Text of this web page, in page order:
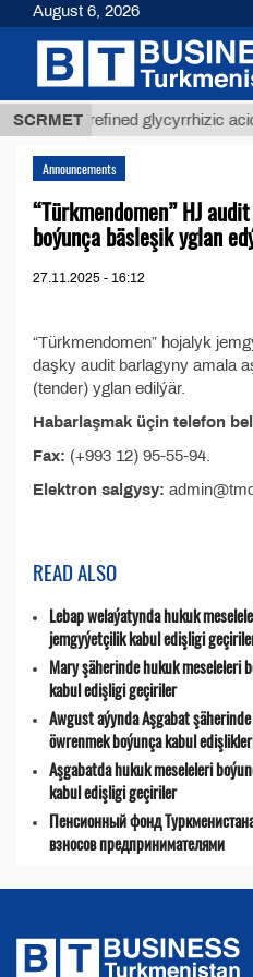
SCRMETUnrefined glycyrrhizic
Announcements
“Türkmendomen” HJ
boýunça bäsleşik yglan
27.11.2025 - 16:12
“Türkmendomen” hojalyk
daşky audit barlagyny amala
(tender) yglan edilýär.
Habarlaşmak üçin telefon
Fax: (+993 12) 95-55-94.
Elektron salgysy:
READ ALSO
Lebap welaýatynda hukuk
jemgyýetçilik kabul edişligi
Mary şäherinde hukuk meseleleri
kabul edişligi geçiriler
Awgust aýynda Aşgabat
öwrenmek boýunça kabul
Aşgabatda hukuk meseleleri
kabul edişligi geçiriler
Пенсионный фонд
взносов предпринимателями
August 6, 2026